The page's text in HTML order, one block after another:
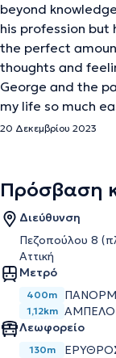
beyond
his profession
the perfect
thoughts and
George and the
my life so much
20 Δεκεμβρίου 2023
Πρόσβαση
Διεύθυνση
Πεζοπούλου 8
Αττική
Μετρό
400m
1,12km
Λεωφορείο
130m